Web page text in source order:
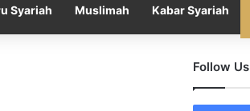
Syariah Muslimah Kabar Syariah
Follow Us